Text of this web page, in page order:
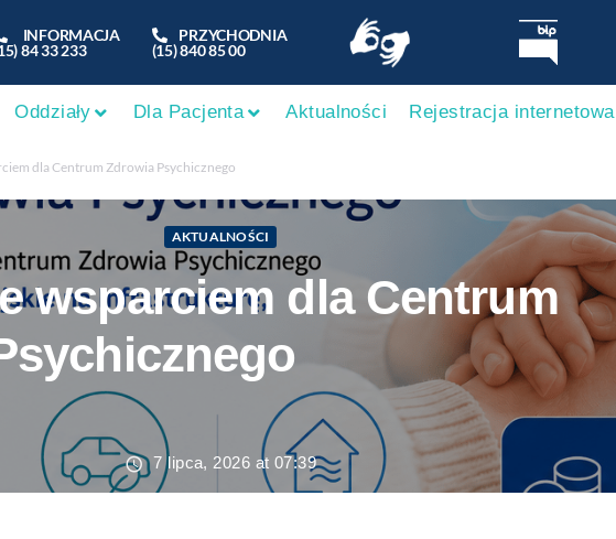
INFORMACJA
84 33 233
PRZYCHODNIA
(15) 840 85 00
Oddziały Dla Pacjenta Aktualności Rejestracja internetowa
dla Centrum Zdrowia Psychicznego
AKTUALNOŚCI
wsparciem dla Centrum
7 lipca, 2026 at 07:39